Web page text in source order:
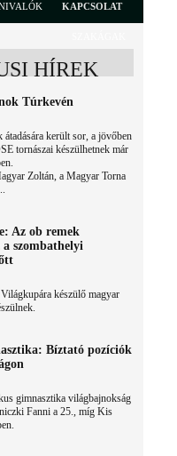
KAPCSOLAT
HÍREK
Túrkevén
átadására került sor, a jövőben
tornászai készülhetnek már
Zoltán, a Magyar Torna
Az ob remek
a szombathelyi
készülő magyar
Bíztató pozíciók
gimnasztika világbajnokság
Fanni a 25., míg Kis